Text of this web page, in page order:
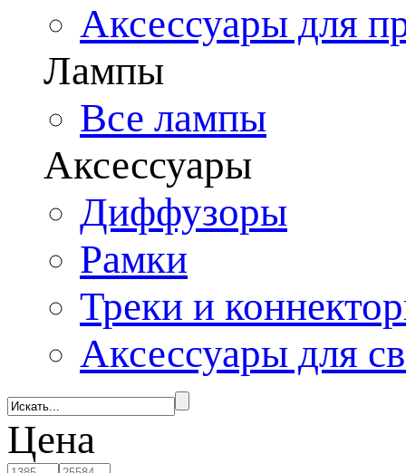
Аксессуары для
Лампы
Все лампы
Аксессуары
Диффузоры
Рамки
Треки и
Аксессуары для
Цена